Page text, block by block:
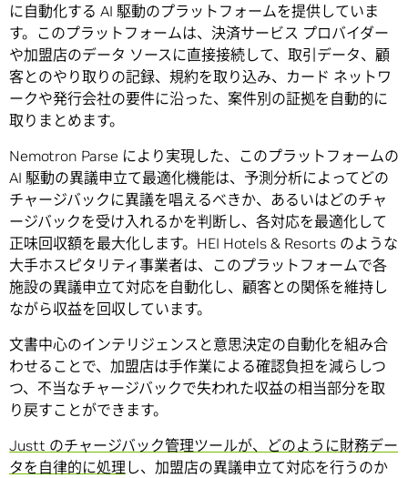
に自動化する AI 駆動のプラットフォームを提供していま
す。このプラットフォームは、決済サービス プロバイダー
や加盟店のデータ ソースに直接接続して、取引データ、顧
客とのやり取りの記録、規約を取り込み、カード ネットワ
ークや発行会社の要件に沿った、案件別の証拠を自動的に
取りまとめます。
Nemotron Parse により実現した、このプラットフォームの
AI 駆動の異議申立て最適化機能は、予測分析によってどの
チャージバックに異議を唱えるべきか、あるいはどのチャ
ージバックを受け入れるかを判断し、各対応を最適化して
正味回収額を最大化します。HEI Hotels & Resorts のような
大手ホスピタリティ事業者は、このプラットフォームで各
施設の異議申立て対応を自動化し、顧客との関係を維持し
ながら収益を回収しています。
文書中心のインテリジェンスと意思決定の自動化を組み合
わせることで、加盟店は手作業による確認負担を減らしつ
つ、不当なチャージバックで失われた収益の相当部分を取
り戻すことができます。
Justt のチャージバック管理ツールが、どのように財務デー
タを自律的に処理 し、加盟店の異議申立て対応を行うのか